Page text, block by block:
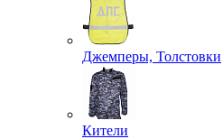
Джемперы, Толстовки
Кители